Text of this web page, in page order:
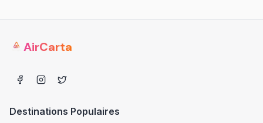
AirCarta
Destinations Populaires